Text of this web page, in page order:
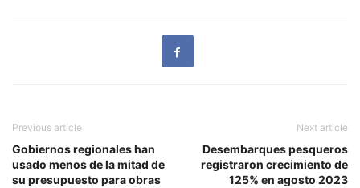
Previous article
Gobiernos regionales han
usado menos de la mitad de
su presupuesto para obras
Next article
Desembarques pesqueros
registraron crecimiento de
125% en agosto 2023